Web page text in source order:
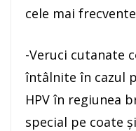
cele mai
-Veruci cutanate
întâlnite în cazul
HPV în regiunea
special pe coate